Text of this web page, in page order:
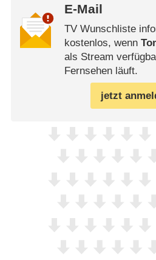
E-Mail
TV Wunschliste
kostenlos, wenn
als Stream
Fernsehen läuft.
jetzt